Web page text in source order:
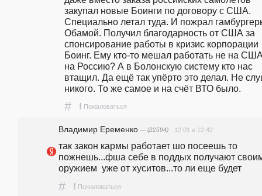
закупал новые Боинги по договору с США.
Специально летал туда. И пожрал
Обамой. Получил благодарность от США за
спонсирование работы в кризис корпорации
Боинг. Ему кто-то мешал работать не на
на Россию? А в Болонскую систему кто нас
втащил. Да ещё так упёрто это делал. Не
никого. То же самое и на счёт ВТО было.
# ! Пожаловаться
Владимир Еременко — (22594) 12.01 в 12:42
так закон кармы работает шо посеешь то
пожнешь...фша себе в поддых получают
оружием  уже от хуситов...то ли еще будет
# ! Пожаловаться